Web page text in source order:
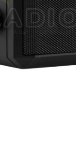
Ваш відгук: